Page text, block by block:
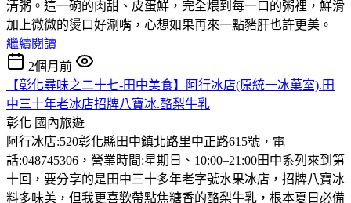
清粥。這一碗的肉甜、皮蛋鮮，完全煨到每一口的粥裡，鮮滑
加上微微的燙口好涮嘴，心想如果再來一點豬肝也許更美。
繼續閱讀
2個月前
【彰化尋味之二十七-田中美食】阿行冰店(原統一冰菓室).田
中三十年老冰店招牌八寶冰.酪梨牛乳
彰化 國內旅遊
阿行冰店:520彰化縣田中鎮北路里中正路615號，電
話:048745306，營業時間:星期日、10:00–21:00田中系列來到第
十回，要分享的是田中三十多年老字號水果冰店，招牌八寶冰
料多味美，但我更喜歡帶點焦糖香的酪梨牛乳，根本夏日必備